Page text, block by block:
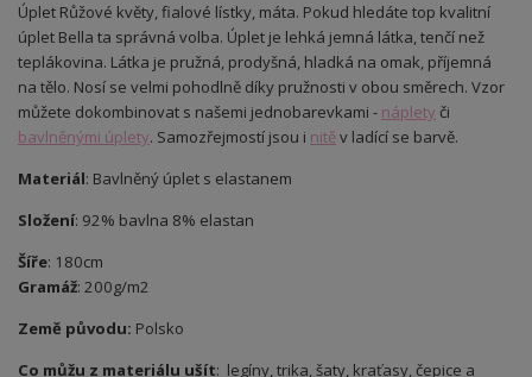
Úplet Růžové květy, fialové lístky, máta. Pokud hledáte top kvalitní
úplet Bella ta správná volba. Úplet je lehká jemná látka, tenčí než
teplákovina. Látka je pružná, prodyšná, hladká na omak, příjemná
na tělo. Nosí se velmi pohodlně díky pružnosti v obou směrech. Vzor
můžete dokombinovat s našemi jednobarevkami - náplety či
bavlněnými úplety. Samozřejmostí jsou i nitěv ladící se barvě.
Materiál: Bavlněný úplet s elastanem
Složení: 92% bavlna 8% elastan
Šíře: 180cm
Gramáž: 200g/m2
Země původu: Polsko
Co můžu z materiálu ušít: legíny, trika, šaty, kraťasy, čepice a